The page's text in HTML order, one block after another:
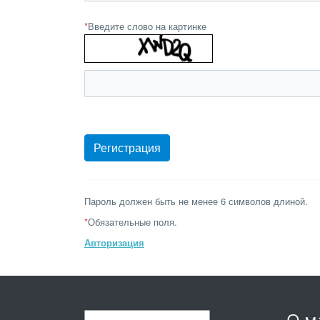
*Введите слово на картинке
Пароль должен быть не менее 6 символов длиной.
*Обязательные поля.
Авторизация